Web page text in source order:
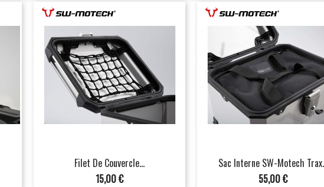
Filet De Couvercle...
Prix
15,00 €
Sac Interne SW-Motech
Prix
55,00 €